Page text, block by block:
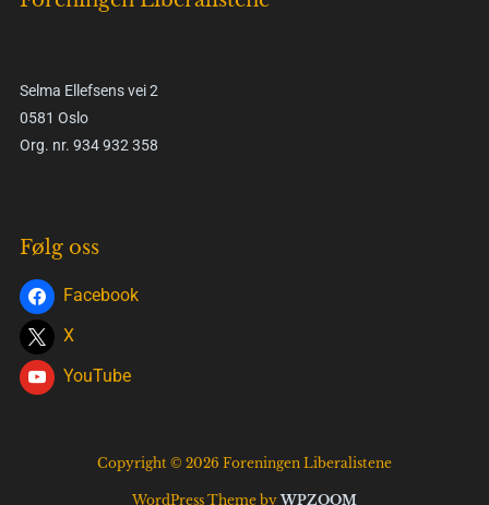
Selma Ellefsens vei 2
0581 Oslo
Org. nr. 934 932 358
Følg oss
Facebook
X
YouTube
Copyright © 2026 Foreningen Liberalistene
WordPress Theme byWPZOOM